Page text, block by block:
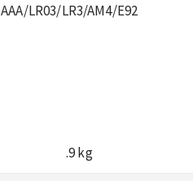
AAA/LR03/LR3/AM4/E92
.9 kg